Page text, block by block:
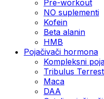
Pre-workout
NO suplementi
Kofein
Beta alanin
HMB
Pojačivači hormona
Kompleksni
Tribulus
Maca
DAA